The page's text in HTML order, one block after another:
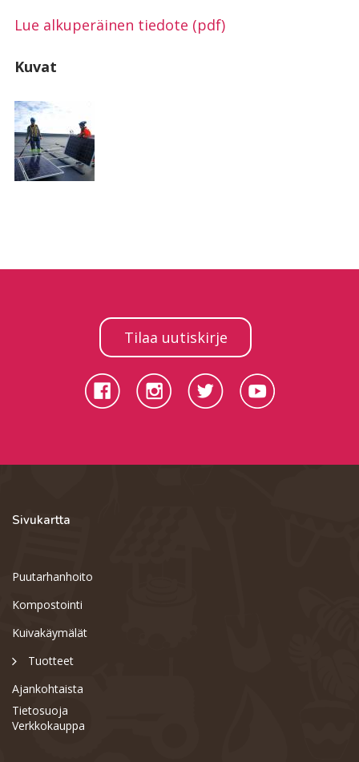
Lue alkuperäinen tiedote (pdf)
Kuvat
Tilaa uutiskirje
Sivukartta
Puutarhanhoito
Kompostointi
Kuivakäymälät
Tuotteet
Ajankohtaista
Tietosuoja
Verkkokauppa